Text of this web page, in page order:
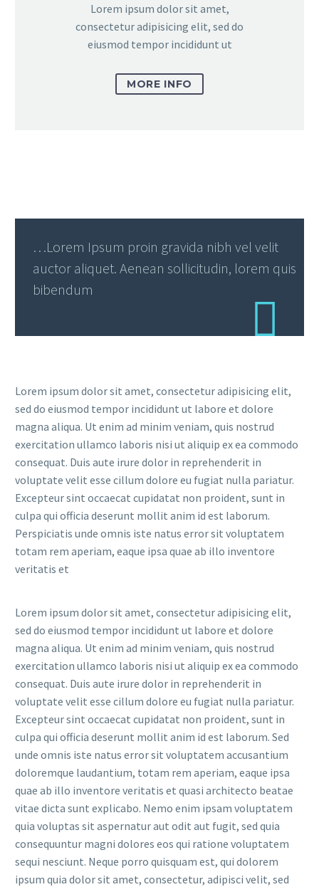
Lorem ipsum dolor sit amet,
consectetur adipisicing elit, sed do
eiusmod tempor incididunt ut
MORE INFO
…Lorem Ipsum proin gravida nibh vel velit
auctor aliquet. Aenean sollicitudin, lorem quis
bibendum
Lorem ipsum dolor sit amet, consectetur adipisicing elit,
sed do eiusmod tempor incididunt ut labore et dolore
magna aliqua. Ut enim ad minim veniam, quis nostrud
exercitation ullamco laboris nisi ut aliquip ex ea commodo
consequat. Duis aute irure dolor in reprehenderit in
voluptate velit esse cillum dolore eu fugiat nulla pariatur.
Excepteur sint occaecat cupidatat non proident, sunt in
culpa qui officia deserunt mollit anim id est laborum.
Perspiciatis unde omnis iste natus error sit voluptatem
totam rem aperiam, eaque ipsa quae ab illo inventore
veritatis et
Lorem ipsum dolor sit amet, consectetur adipisicing elit,
sed do eiusmod tempor incididunt ut labore et dolore
magna aliqua. Ut enim ad minim veniam, quis nostrud
exercitation ullamco laboris nisi ut aliquip ex ea commodo
consequat. Duis aute irure dolor in reprehenderit in
voluptate velit esse cillum dolore eu fugiat nulla pariatur.
Excepteur sint occaecat cupidatat non proident, sunt in
culpa qui officia deserunt mollit anim id est laborum. Sed
unde omnis iste natus error sit voluptatem accusantium
doloremque laudantium, totam rem aperiam, eaque ipsa
quae ab illo inventore veritatis et quasi architecto beatae
vitae dicta sunt explicabo. Nemo enim ipsam voluptatem
quia voluptas sit aspernatur aut odit aut fugit, sed quia
consequuntur magni dolores eos qui ratione voluptatem
sequi nesciunt. Neque porro quisquam est, qui dolorem
ipsum quia dolor sit amet, consectetur, adipisci velit, sed